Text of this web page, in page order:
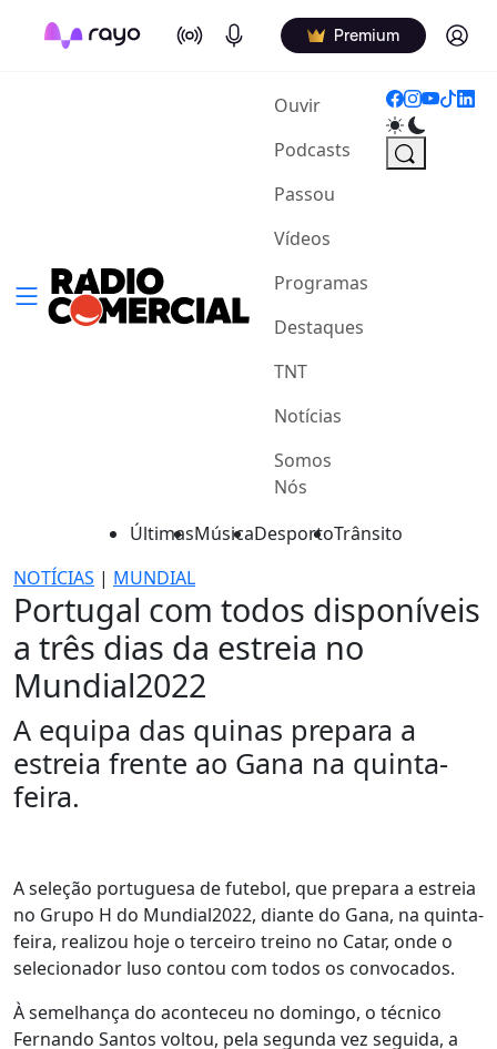
On Air Podcasts Premium Log in
Ouvir(current)
Podcasts
Passou
Vídeos
Programas
Destaques
TNT
Notícias
Somos
Nós
ÚltimasMúsicaDesportoTrânsito
NOTÍCIAS | MUNDIAL
Portugal com todos disponíveis
a três dias da estreia no
Mundial2022
A equipa das quinas prepara a
estreia frente ao Gana na quinta-
feira.
A seleção portuguesa de futebol, que prepara a estreia
no Grupo H do Mundial2022, diante do Gana, na quinta-
feira, realizou hoje o terceiro treino no Catar, onde o
selecionador luso contou com todos os convocados.
À semelhança do aconteceu no domingo, o técnico
Fernando Santos voltou, pela segunda vez seguida, a